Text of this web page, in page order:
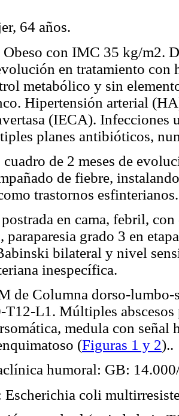
64 años.
Obeso con IMC 35 kg/m2.
en tratamiento con
metabólico y sin
Hipertensión arterial
(IECA). Infecciones
planes antibióticos,
de 2 meses de
de fiebre,
trastornos esfinterianos.
en cama, febril,
paraparesia grado 3 en
bilateral y nivel
inespecífica.
de Columna dorso-
T12-L1. Múltiples abscesos
medula con señal
(Figuras 1 y 2)..
humoral: GB:
Escherichia coli